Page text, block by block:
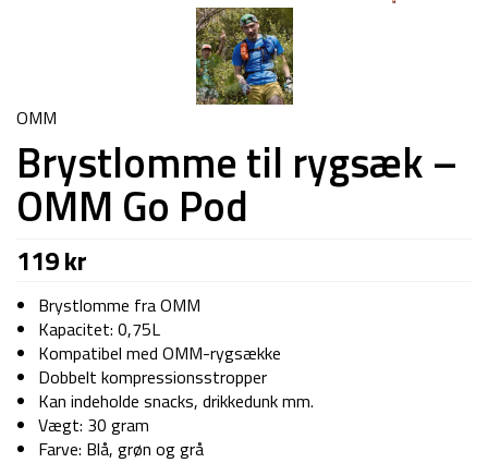
OMM
Brystlomme til rygsæk –
OMM Go Pod
119kr
Brystlomme fra OMM
Kapacitet: 0,75L
Kompatibel med OMM-rygsække
Dobbelt kompressionsstropper
Kan indeholde snacks, drikkedunk mm.
Vægt: 30 gram
Farve: Blå, grøn og grå